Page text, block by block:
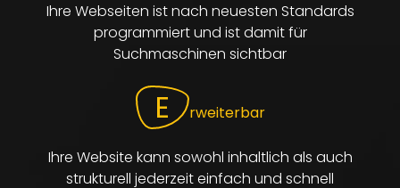
Ihre Webseiten ist nach neuesten Standards
programmiert und ist damit für
Suchmaschinen sichtbar
E rweiterbar
Ihre Website kann sowohl inhaltlich als auch
strukturell jederzeit einfach und schnell